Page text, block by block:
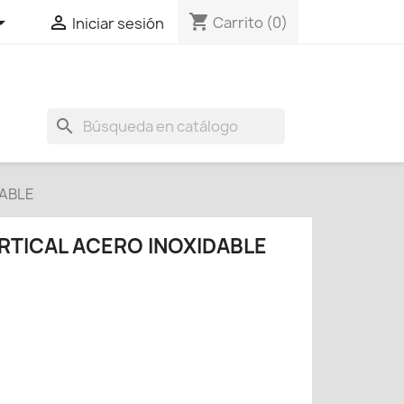
 Iniciar sesión shopping_cart Carrito (0)
search
ACERO INOXIDABLE